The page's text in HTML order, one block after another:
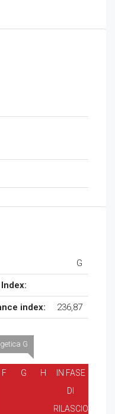
G
index: 236,87
F
G
G H
IN FASE
DI
RILASCIO